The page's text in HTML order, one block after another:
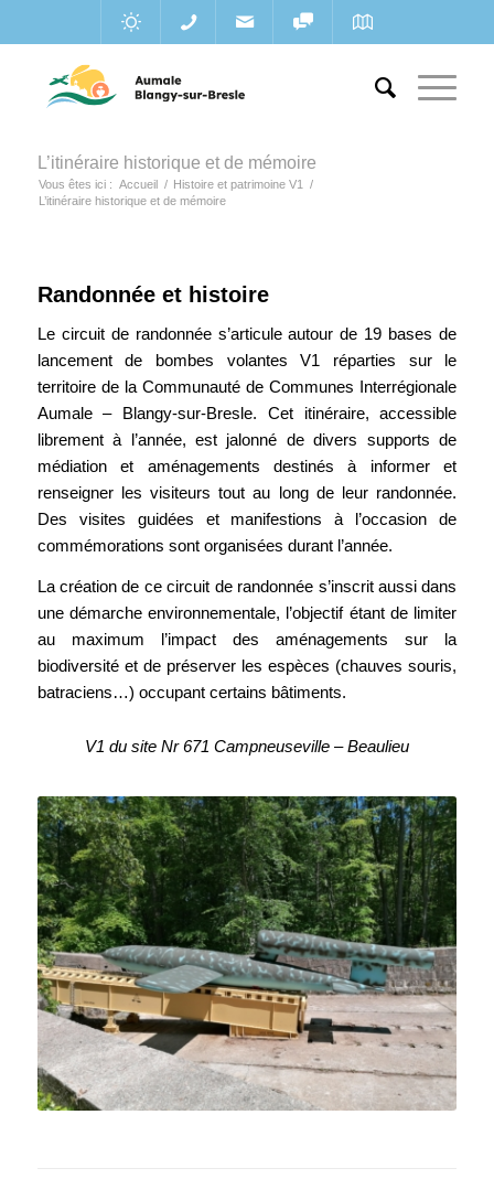
L’itinéraire historique et de mémoire
Vous êtes ici : Accueil / Histoire et patrimoine V1
/
L’itinéraire historique et de mémoire
Randonnée et histoire
Le circuit de randonnée s’articule autour de 19 bases de
lancement de bombes volantes V1 réparties sur le
territoire de la Communauté de Communes Interrégionale
Aumale – Blangy-sur-Bresle. Cet itinéraire, accessible
librement à l’année, est jalonné de divers supports de
médiation et aménagements destinés à informer et
renseigner les visiteurs tout au long de leur randonnée.
Des visites guidées et manifestions à l’occasion de
commémorations sont organisées durant l’année.
La création de ce circuit de randonnée s’inscrit aussi dans
une démarche environnementale, l’objectif étant de limiter
au maximum l’impact des aménagements sur la
biodiversité et de préserver les espèces (chauves souris,
batraciens…) occupant certains bâtiments.
V1 du site Nr 671 Campneuseville – Beaulieu